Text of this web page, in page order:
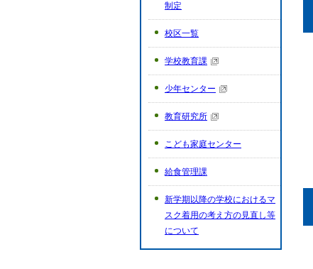
制定
校区一覧
学校教育課
少年センター
教育研究所
こども家庭センター
給食管理課
新学期以降の学校におけるマ
スク着用の考え方の見直し等
について